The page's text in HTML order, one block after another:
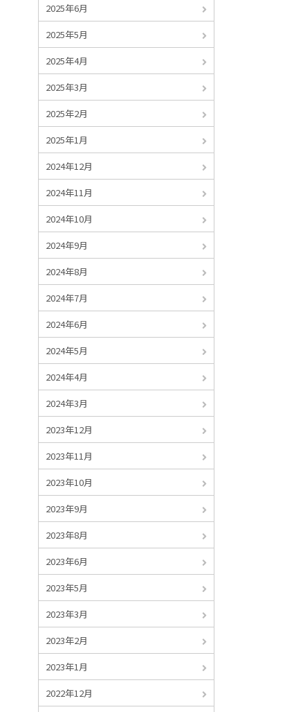
2025年6月
2025年5月
2025年4月
2025年3月
2025年2月
2025年1月
2024年12月
2024年11月
2024年10月
2024年9月
2024年8月
2024年7月
2024年6月
2024年5月
2024年4月
2024年3月
2023年12月
2023年11月
2023年10月
2023年9月
2023年8月
2023年6月
2023年5月
2023年3月
2023年2月
2023年1月
2022年12月